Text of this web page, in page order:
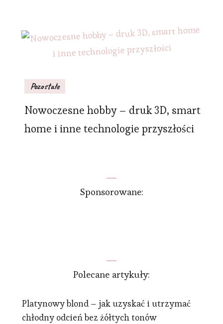
Pozostałe
Nowoczesne hobby – druk 3D, smart
home i inne technologie przyszłości
Sponsorowane:
Polecane artykuły:
Platynowy blond – jak uzyskać i utrzymać
chłodny odcień bez żółtych tonów